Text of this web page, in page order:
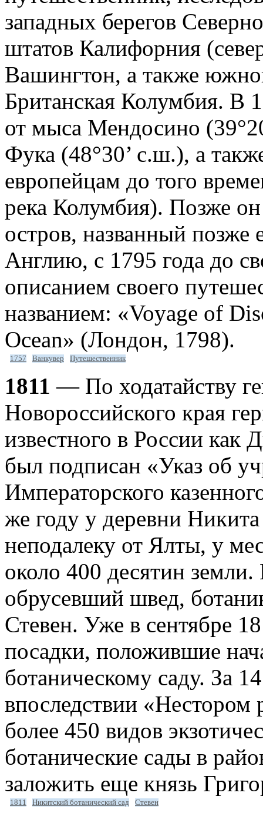
западных берегов
штатов Калифорния
Вашингтон, а также
Британская Колумбия. В
от мыса Мендосино
Фука (48°30’ с.ш.), а
европейцам до того
река Колумбия). Позже
остров, названный позже
Англию, с 1795 года до
описанием своего
названием: «Voyage of
Ocean» (Лондон, 1798).
1757 Ванкувер Путешественник
1811 — По ходатайству
Новороссийского края
известного в России как
был подписан «Указ об
Императорского
же году у деревни
неподалеку от Ялты, у
около 400 десятин земли.
обрусевший швед,
Стевен. Уже в сентябре
посадки, положившие
ботаническому саду. За
впоследствии «Нестором
более 450 видов
ботанические сады в
заложить еще князь
1811 Никитский ботанический сад Стевен